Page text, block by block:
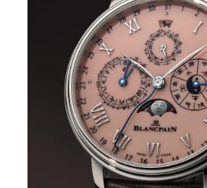
ウ
ォ
ッ
チ
が
登
場
に